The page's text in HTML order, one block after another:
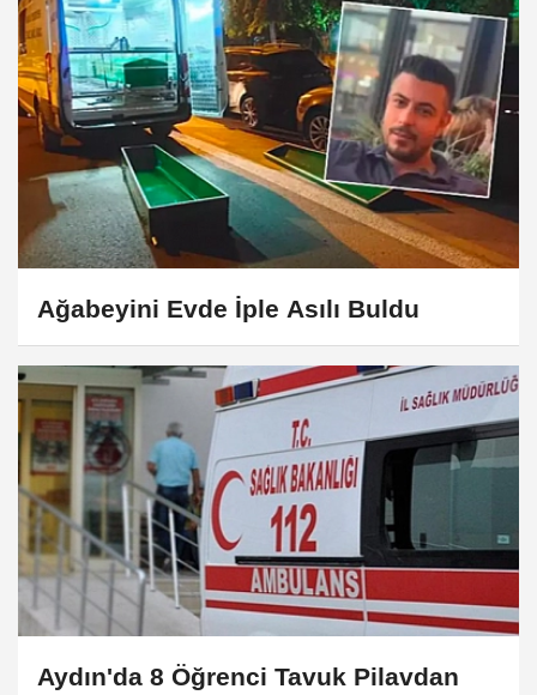
Ağabeyini Evde İple Asılı Buldu
Aydın'da 8 Öğrenci Tavuk Pilavdan